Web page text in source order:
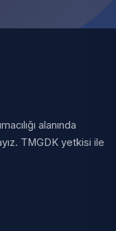
alanında
TMGDK yetkisi ile